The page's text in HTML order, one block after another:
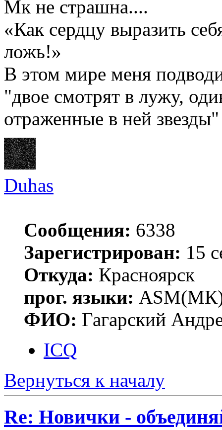
Мк не страшна....
«Как сердцу выразить
ложь!»
В этом мире меня
"двое смотрят в лужу,
отраженные в ней звезды"
Duhas
Сообщения: 6338
Зарегистрирован: 15
Откуда: Красноярск
прог. языки:
ФИО: Гагарский
ICQ
Вернуться к началу
Re: Новички -